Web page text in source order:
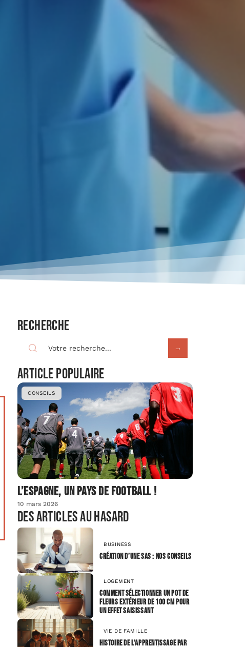
Recherche
Article populaire
CONSEILS
L’Espagne, un pays de football !
10 mars 2026
Des articles au hasard
BUSINESS
Création d’une SAS : nos conseils
LOGEMENT
Comment sélectionner un pot de
fleurs extérieur de 100 cm pour
un effet saisissant
VIE DE FAMILLE
Histoire de l’apprentissage par